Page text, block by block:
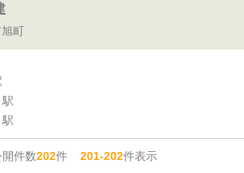
町
駅
駅
件数202件201-202件表示